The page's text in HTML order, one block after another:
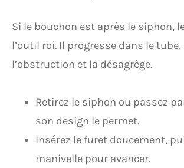
Si le bouchon est après le siphon,
l’outil roi. Il progresse dans le tube,
l’obstruction et la désagrège.
Retirez le siphon ou passez
son design le permet.
Insérez le furet doucement,
manivelle pour avancer.